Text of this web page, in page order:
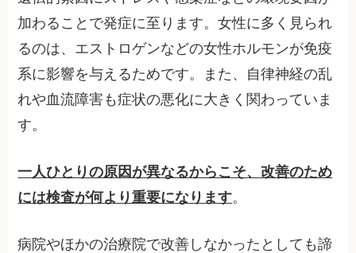
加わることで発症に至ります。女性に多く見られ
るのは、エストロゲンなどの女性ホルモンが免疫
系に影響を与えるためです。また、自律神経の乱
れや血流障害も症状の悪化に大きく関わっていま
す。
一人ひとりの原因が異なるからこそ、改善のため
には検査が何より重要になります。
病院やほかの治療院で改善しなかったとしても諦